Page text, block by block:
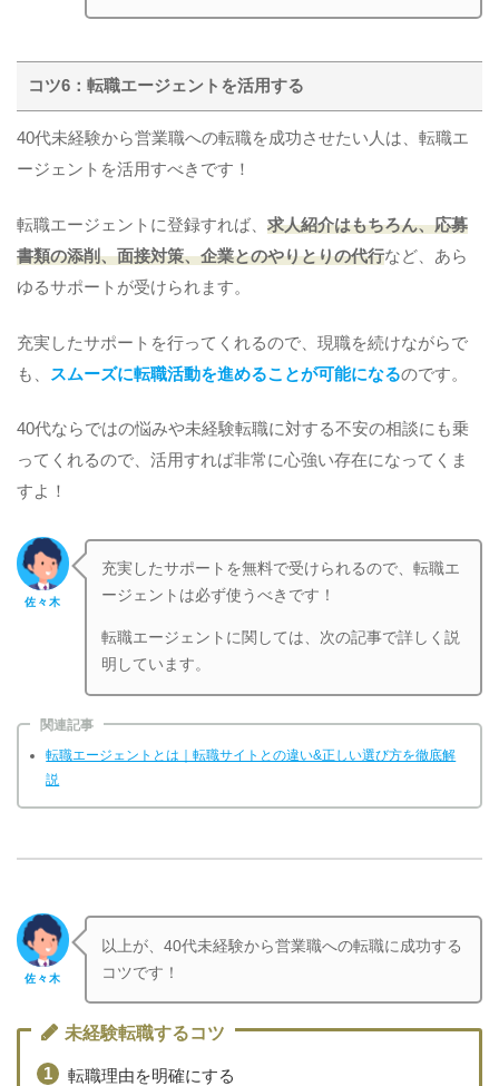
コツ6：転職エージェントを活用する
40代未経験から営業職への転職を成功させたい人は、転職エ
ージェントを活用すべきです！
転職エージェントに登録すれば、 求人紹介はもちろん、応募
書類の添削、面接対策、企業とのやりとりの代行など、あら
ゆるサポートが受けられます。
充実したサポートを行ってくれるので、現職を続けながらで
も、
スムーズに転職活動を進めることが可能になるのです。
40代ならではの悩みや未経験転職に対する不安の相談にも乗
ってくれるので、活用すれば非常に心強い存在になってくま
すよ！
佐々木
充実したサポートを無料で受けられるので、転職エ
ージェントは必ず使うべきです！
転職エージェントに関しては、次の記事で詳しく説
明しています。
関連記事
転職エージェントとは｜転職サイトとの違い&正しい選び方を徹底解
説
佐々木
以上が、40代未経験から営業職への転職に成功する
コツです！
未経験転職するコツ
転職理由を明確にする